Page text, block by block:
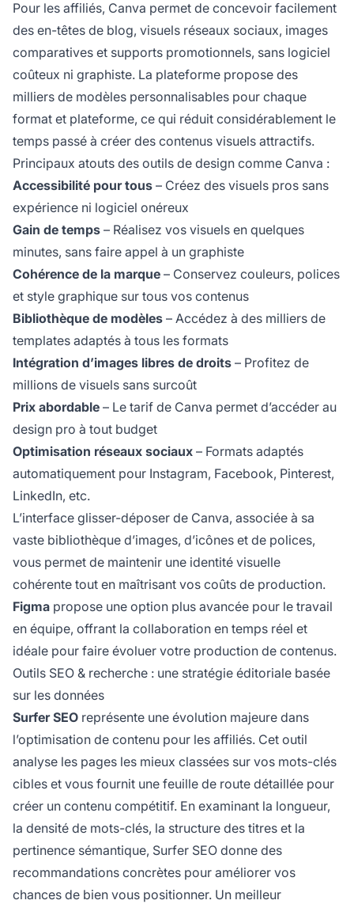
Pour les affiliés, Canva permet de concevoir facilement
des en-têtes de blog, visuels réseaux sociaux, images
comparatives et supports promotionnels, sans logiciel
coûteux ni graphiste. La plateforme propose des
milliers de modèles personnalisables pour chaque
format et plateforme, ce qui réduit considérablement le
temps passé à créer des contenus visuels attractifs.
Principaux atouts des outils de design comme Canva :
Accessibilité pour tous – Créez des visuels pros sans
expérience ni logiciel onéreux
Gain de temps – Réalisez vos visuels en quelques
minutes, sans faire appel à un graphiste
Cohérence de la marque – Conservez couleurs, polices
et style graphique sur tous vos contenus
Bibliothèque de modèles – Accédez à des milliers de
templates adaptés à tous les formats
Intégration d’images libres de droits – Profitez de
millions de visuels sans surcoût
Prix abordable – Le tarif de Canva permet d’accéder au
design pro à tout budget
Optimisation réseaux sociaux – Formats adaptés
automatiquement pour Instagram, Facebook, Pinterest,
LinkedIn, etc.
L’interface glisser-déposer de Canva, associée à sa
vaste bibliothèque d’images, d’icônes et de polices,
vous permet de maintenir une identité visuelle
cohérente tout en maîtrisant vos coûts de production.
Figma propose une option plus avancée pour le travail
en équipe, offrant la collaboration en temps réel et
idéale pour faire évoluer votre production de contenus.
Outils SEO & recherche : une stratégie éditoriale basée
sur les données
Surfer SEO représente une évolution majeure dans
l’optimisation de contenu pour les affiliés. Cet outil
analyse les pages les mieux classées sur vos mots-clés
cibles et vous fournit une feuille de route détaillée pour
créer un contenu compétitif. En examinant la longueur,
la densité de mots-clés, la structure des titres et la
pertinence sémantique, Surfer SEO donne des
recommandations concrètes pour améliorer vos
chances de bien vous positionner. Un meilleur